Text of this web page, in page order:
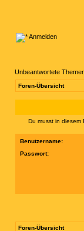
Anmelden
Unbeantwortete
Foren-Übersicht
Du musst in diesem
Benutzername:
Passwort:
Foren-Übersicht